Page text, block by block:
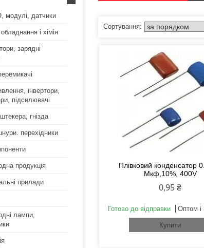
Плівковий конденсатор
Мкф,10%, 400V
0,95 ₴
Готово до відправки Оптом і
Купити
модулі, датчики
і хімія
зарядні
інвертори,
підсилювачі
гнізда
перехідники
продукція
прилади
лампи,